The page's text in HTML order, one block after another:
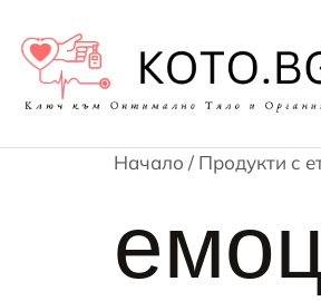
Начало / Продукти с